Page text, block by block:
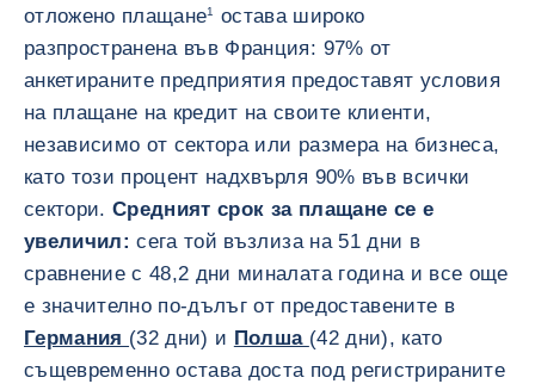
отложено плащане1
остава широко
разпространена във Франция: 97% от
анкетираните предприятия предоставят условия
на плащане на кредит на своите клиенти,
независимо от сектора или размера на бизнеса,
като този процент надхвърля 90% във всички
сектори.Средният срок за плащане се е
увеличил: сега той възлиза на 51 дни в
сравнение с 48,2 дни миналата година и все още
е значително по-дълъг от предоставените в
Германия (32 дни) и Полша (42 дни), като
същевременно остава доста под регистрираните